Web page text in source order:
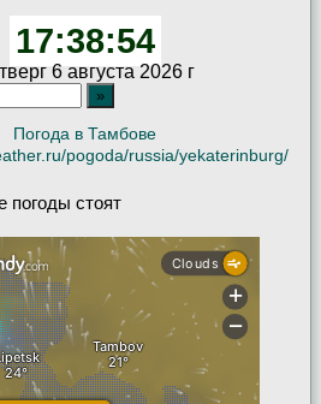
17:38:55
6 августа 2026 г
Погода в Тамбове
pogoda/russia/yekaterinburg/
погоды стоят